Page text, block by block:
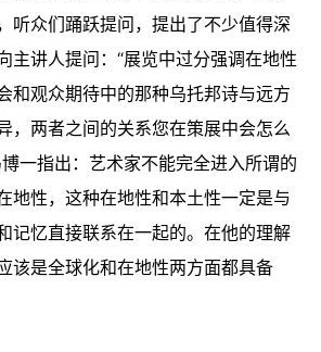
听众们踊跃提问，提出了不少值得深
主讲人提问：“展览中过分强调在地性
和观众期待中的那种乌托邦诗与远方
，两者之间的关系您在策展中会怎么
一指出：艺术家不能完全进入所谓的
地性，这种在地性和本土性一定是与
记忆直接联系在一起的。在他的理解
该是全球化和在地性两方面都具备